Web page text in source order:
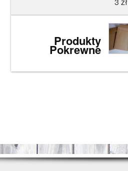
Produkty
Pokrewne